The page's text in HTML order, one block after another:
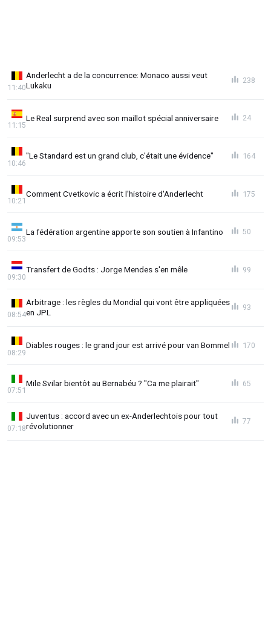
Anderlecht a de la concurrence: Monaco aussi veut
Lukaku
11:40
238
Le Real surprend avec son maillot spécial anniversaire
11:15
24
"Le Standard est un grand club, c'était une évidence"
10:46
164
Comment Cvetkovic a écrit l'histoire d'Anderlecht
10:21
175
La fédération argentine apporte son soutien à Infantino
09:53
50
Transfert de Godts : Jorge Mendes s'en mêle
09:30
99
Arbitrage : les règles du Mondial qui vont être appliquées
en JPL
08:54
93
Diables rouges : le grand jour est arrivé pour van Bommel
08:29
170
Mile Svilar bientôt au Bernabéu ? "Ca me plairait"
07:51
65
Juventus : accord avec un ex-Anderlechtois pour tout
révolutionner
07:18
77